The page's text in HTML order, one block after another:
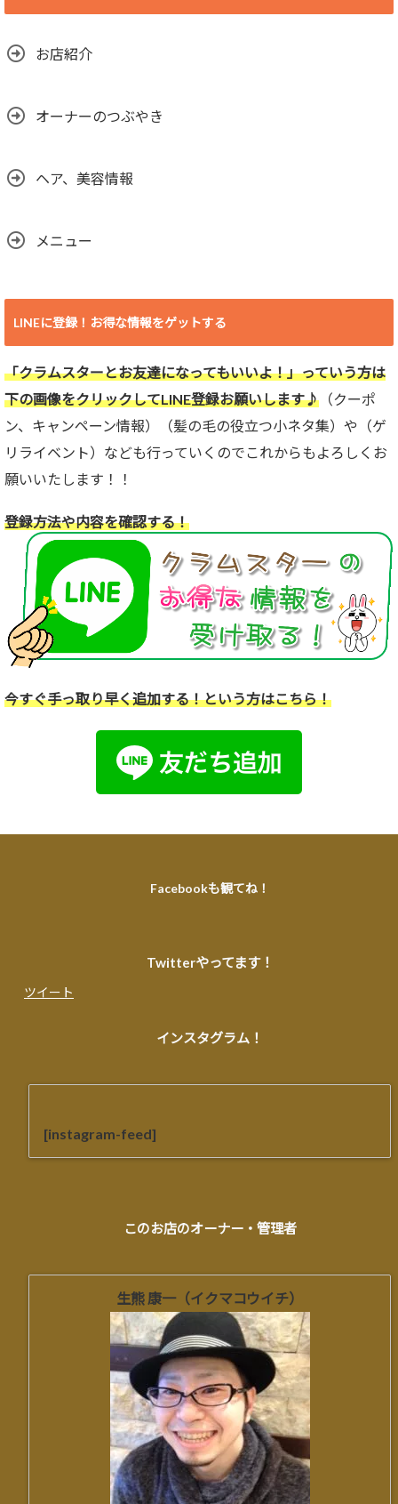
お店紹介
オーナーのつぶやき
ヘア、美容情報
メニュー
LINEに登録！お得な情報をゲットする
「クラムスターとお友達になってもいいよ！」っていう方は
下の画像をクリックしてLINE登録お願いします♪ （クーポ
ン、キャンペーン情報）（髪の毛の役立つ小ネタ集）や（ゲ
リライベント）なども行っていくのでこれからもよろしくお
願いいたします！！
登録方法や内容を確認する！
今すぐ手っ取り早く追加する！という方はこちら！
Facebookも観てね！
Twitterやってます！
ツイート
インスタグラム！
[instagram-feed]
このお店のオーナー・管理者
生熊 康一（イクマコウイチ）